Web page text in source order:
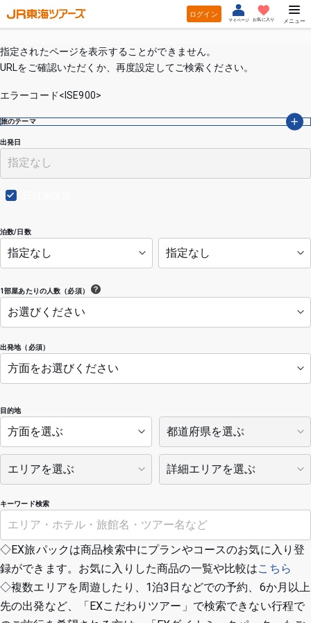
ログイン
マイページ お気に入り メニュー
指定されたページを表示することができません。
URLをご確認いただくか、再度設定してご検索ください。
エラーコード<ISE900>
出発地（必須）
出発日
泊数/日数
1部屋あたりの人数（必須）
目的地
キーワード検索
旅のテーマ
◇EX旅パックは商品検索中にプランやコースのお気に入り登
録ができます。お気に入りした商品の一覧や比較はこちら
◇複数エリアを周遊したり、1泊3日などでの予約、6か月以上
先の出発など、「EXこだわりツアー」で検索できない行程で